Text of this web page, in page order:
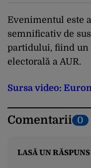
Evenimentul este
semnificativ de
partidului, fiind un
electorală a AUR.
Sursa video:
Comentarii 0
LASĂ UN RĂSPUNS